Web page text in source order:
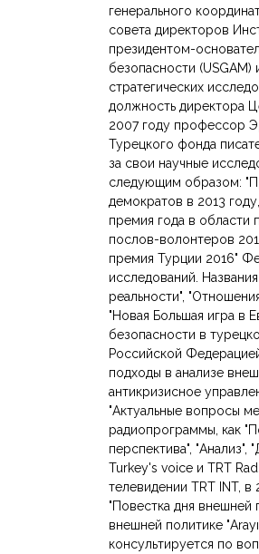
генерального
совета директоров
президентом-
безопасности
стратегических
должность директора
2007 году профессор
Турецкого фонда
за свои научные
следующим образом:
демократов в 2013
премия года в области
послов-волонтеров
премия Турции 2016"
исследований.
реальности",
"Новая Большая игра в
безопасности в
Российской
подходы в анализе
антикризисное
"Актуальные вопросы
радиопрограммы, как
перспектива",
Turkey's voice и TRT
телевидении TRT INT, в
"Повестка дня внешней
внешней политике
консультируется по